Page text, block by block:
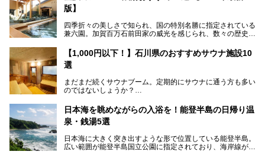
───
提供元：大江戸温泉物語ホテルズ＆リゾーツ株式会社【P
この記事は大江戸温泉物語 あわづグランドホテルのPR記事
です。
夜は寝られないし、若い時はそういうのが良かったんですけ
今、もうちょっと気楽なフェスはないかな、と探してたらあ
りましたよ！
「加賀温泉郷フェス 2017」が石川県・山代温泉の瑠璃光を
全館貸し切って開催！
れちゃう！なんということでしょう！！
版】
四季折々の美しさで知られ、国の特別名勝に指定されている
兼六園。加賀百万石前田家の威光を感じられ、数々の歴史的
ア。国内でも特に人気の観光地の1つです。北陸新幹線で東
京から約2時間30分と、首都圏からアクセスしやすい立地も
魅力ですね。
り、観光に加えて温泉もぜひ楽しみたいところ。金沢エリア
でおすすめのスーパー銭湯をご紹介します。
【1,000円以下！】石川県のおすすめサウナ施設10
選
まだまだ続くサウナブーム。定期的にサウナに通う方も多い
のではないしょうか？
今回はそんなサウナによく行く人もこれから楽しむ人も格安
で楽しめるサウナを紹介します。
など、種類豊富ですよ。
日本海を眺めながらの入浴を！能登半島の日帰り温
泉・銭湯5選
日本海に大きく突き出すような形で位置している能登半島。
広い範囲が能登半島国立公園に指定されており、海岸線が作